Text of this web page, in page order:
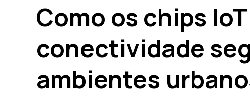
Como os chips
conectividade
ambientes